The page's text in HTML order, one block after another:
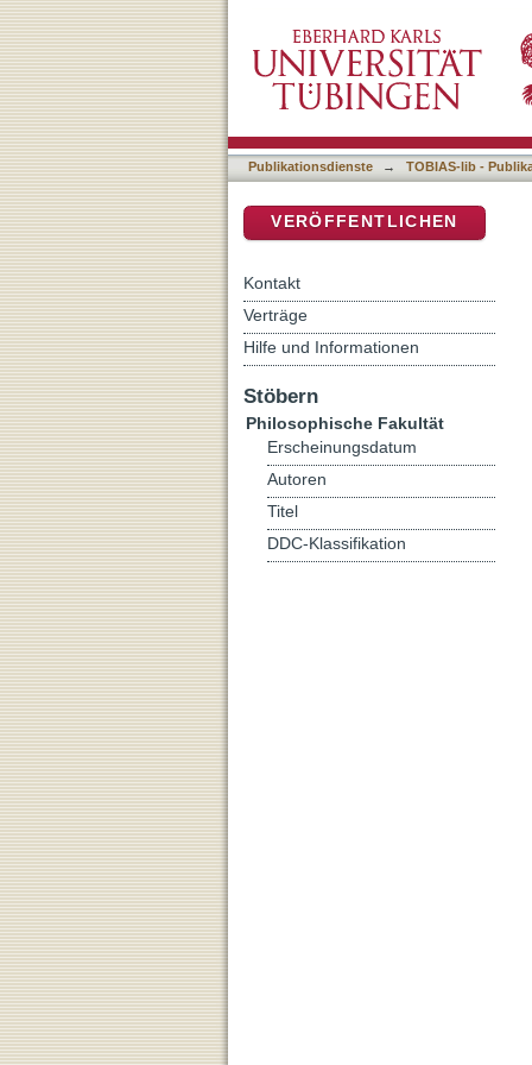
Publikationsdienste → TOBIAS-lib -
VERÖFFENTLICHEN
Kontakt
Verträge
Hilfe und Informationen
Stöbern
Philosophische Fakultät
Erscheinungsdatum
Autoren
Titel
DDC-Klassifikation